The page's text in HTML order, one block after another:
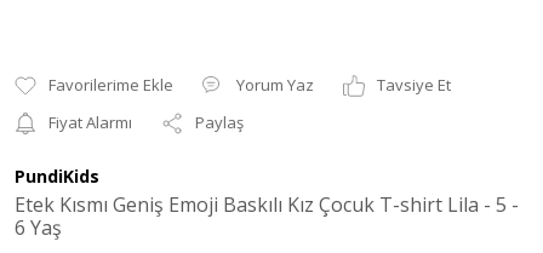
Yorum Yaz
Tavsiye Et
Fiyat Alarmı
Paylaş
PundiKids
Etek Kısmı Geniş Emoji Baskılı Kız Çocuk T-shirt Lila - 5 -
6 Yaş